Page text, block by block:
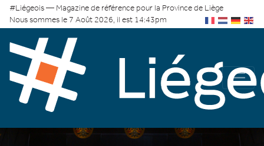
#Liégeois — Magazine de référence pour la Province de Liège
Nous sommes le 7 Août 2026, il est 14:43pm